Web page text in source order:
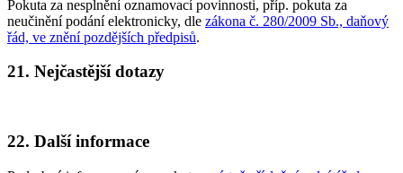
Pokuta za nesplnění oznamovací povinnosti, příp. pokuta za
neučinění podání elektronicky, dle zákona č. 280/2009 Sb., daňový
řád, ve znění pozdějších předpisů.
21. Nejčastější dotazy
22. Další informace